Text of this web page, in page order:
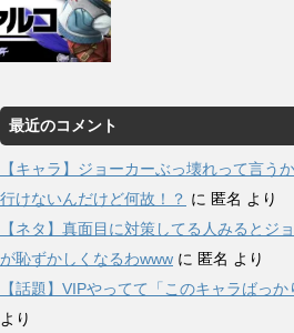
最近のコメント
【キャラ】ジョーカーぶっ壊れって言う
行けないんだけど何故！？ に 匿名 より
【ネタ】真面目に対策してる人みるとジ
が恥ずかしくなるわwww に 匿名 より
【話題】VIPやってて「このキャラばっ
より